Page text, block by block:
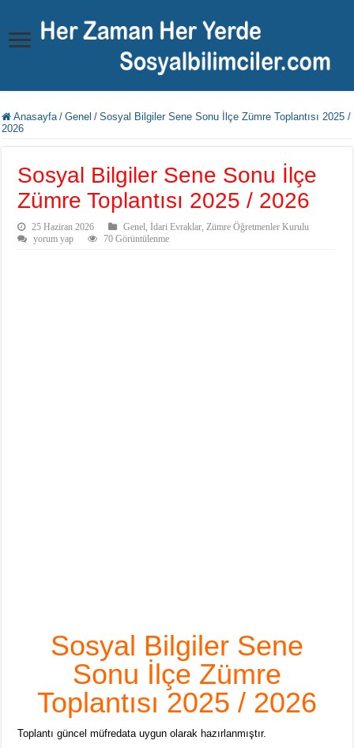
Anasayfa / Genel / Sosyal Bilgiler Sene Sonu İlçe Zümre Toplantısı 2025 /
2026
Sosyal Bilgiler Sene Sonu İlçe
Zümre Toplantısı 2025 / 2026
25 Haziran 2026 Genel ,İdari Evraklar Zümre Öğretmenler Kurulu
yorum yap
70 Görüntülenme
Sosyal Bilgiler Sene
Sonu İlçe Zümre
Toplantısı 2025 / 2026
Toplantı güncel müfredata uygun olarak hazırlanmıştır.